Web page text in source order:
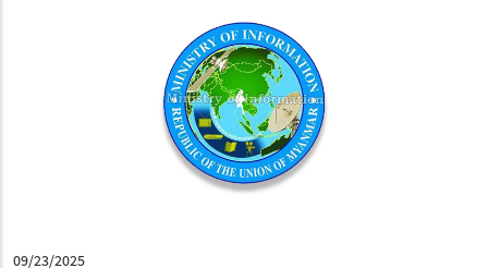
09/23/2025